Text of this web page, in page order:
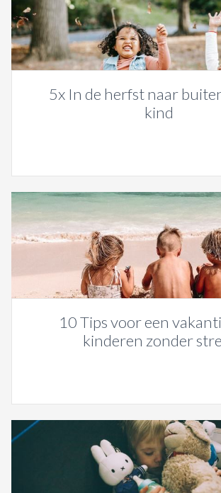
5x In de herfst naar
kind
10 Tips voor een
kinderen zonder